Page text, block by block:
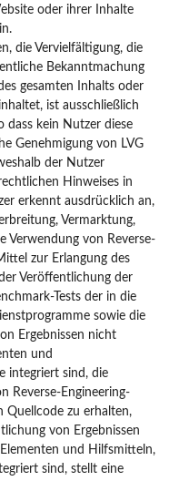
oder ihrer Inhalte
die Vervielfältigung, die
Bekanntmachung
gesamten Inhalts oder
ist ausschließlich
dass kein Nutzer diese
Genehmigung von LVG
der Nutzer
Hinweises in
erkennt ausdrücklich an,
Vermarktung,
Verwendung von Reverse-
zur Erlangung des
Veröffentlichung der
Tests der in die
sowie die
Ergebnissen nicht
und
integriert sind, die
Reverse-Engineering-
Quellcode zu erhalten,
von Ergebnissen
und Hilfsmitteln,
sind, stellt eine